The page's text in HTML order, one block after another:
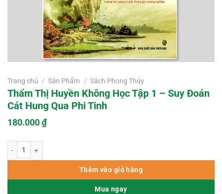
Trang chủ / Sản Phẩm / Sách Phong Thủy
Thẩm Thị Huyền Không Học Tập 1 – Suy Đoán
Cát Hung Qua Phi Tinh
180.000₫
Thêm vào giỏ hàng
Mua ngay